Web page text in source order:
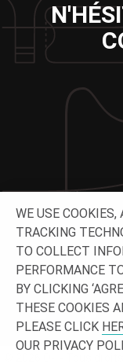
WE USE
TRACKING
TO COLLECT
PERFORMANCE
BY CLICKING
THESE COOKIES
PLEASE CLICK
OUR PRIVACY